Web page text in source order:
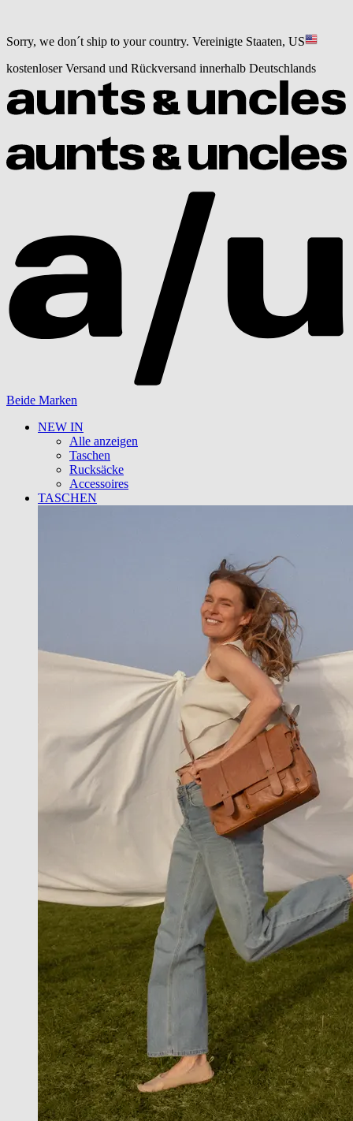
Sorry, we don´t ship to your country. Vereinigte Staaten, US
kostenloser Versand und Rückversand innerhalb Deutschlands
Beide Marken
NEW IN
Alle anzeigen
Taschen
Rucksäcke
Accessoires
TASCHEN